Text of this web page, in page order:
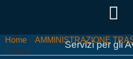
Servizi per gli
Home » AMMINISTRAZIONE
Erogati